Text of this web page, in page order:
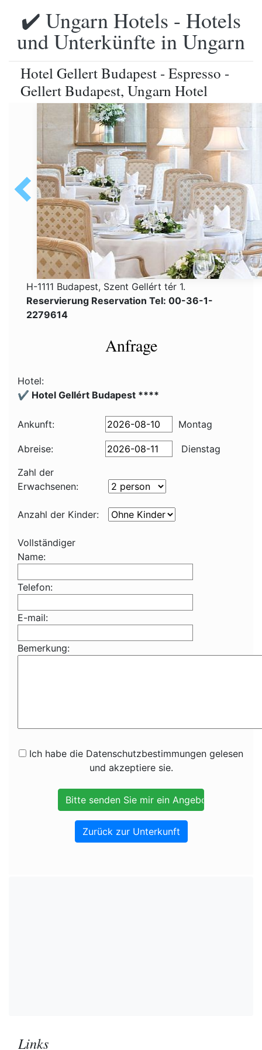
✔️ Ungarn Hotels - Hotels
und Unterkünfte in Ungarn
Hotel Gellert Budapest - Espresso -
Gellert Budapest, Ungarn Hotel
H-1111 Budapest, Szent Gellért tér 1.
Reservierung Reservation Tel: 00-36-1-
2279614
Anfrage
Hotel:
✔️ Hotel Gellért Budapest ****
Ankunft: Montag
Abreise:
Dienstag
Zahl der
Erwachsenen:
Anzahl der Kinder:
Vollständiger
Name:
Telefon:
E-mail:
Bemerkung:
Ich habe die Datenschutzbestimmungen gelesen
und akzeptiere sie.
Zurück zur Unterkunft
Links